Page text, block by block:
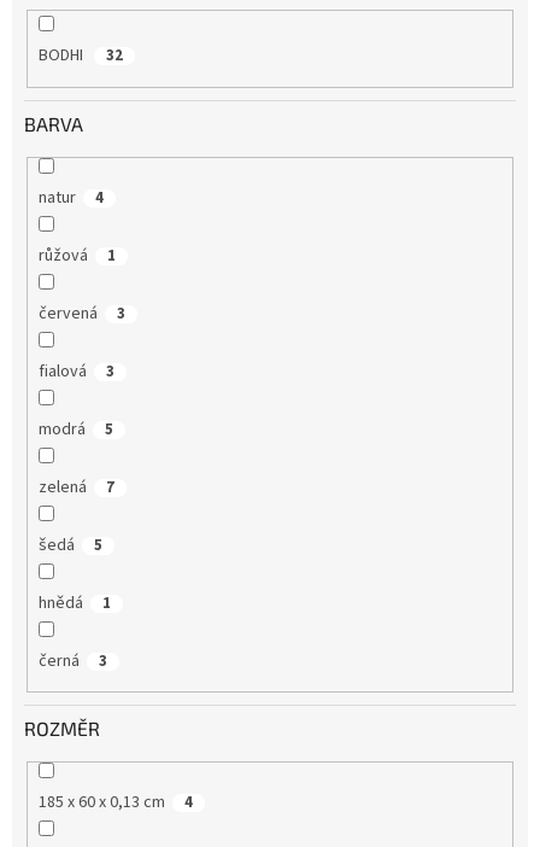
BODHI 32
BARVA
natur 4
růžová 1
červená 3
fialová 3
modrá 5
zelená 7
šedá 5
hnědá 1
černá 3
ROZMĚR
185 x 60 x 0,13 cm 4